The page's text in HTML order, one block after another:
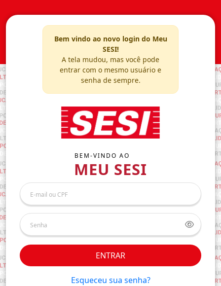
Bem vindo ao novo login do Meu
SESI!
A tela mudou, mas você pode
entrar com o mesmo usuário e
senha de sempre.
BEM-VINDO AO
MEU SESI
ENTRAR
Esqueceu sua senha?